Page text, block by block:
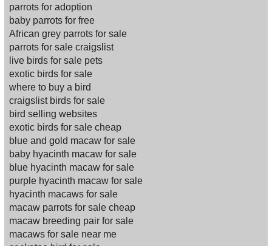
parrots for adoption
baby parrots for free
African grey parrots for sale
parrots for sale craigslist
live birds for sale pets
exotic birds for sale
where to buy a bird
craigslist birds for sale
bird selling websites
exotic birds for sale cheap
blue and gold macaw for sale
baby hyacinth macaw for sale
blue hyacinth macaw for sale
purple hyacinth macaw for sale
hyacinth macaws for sale
macaw parrots for sale cheap
macaw breeding pair for sale
macaws for sale near me